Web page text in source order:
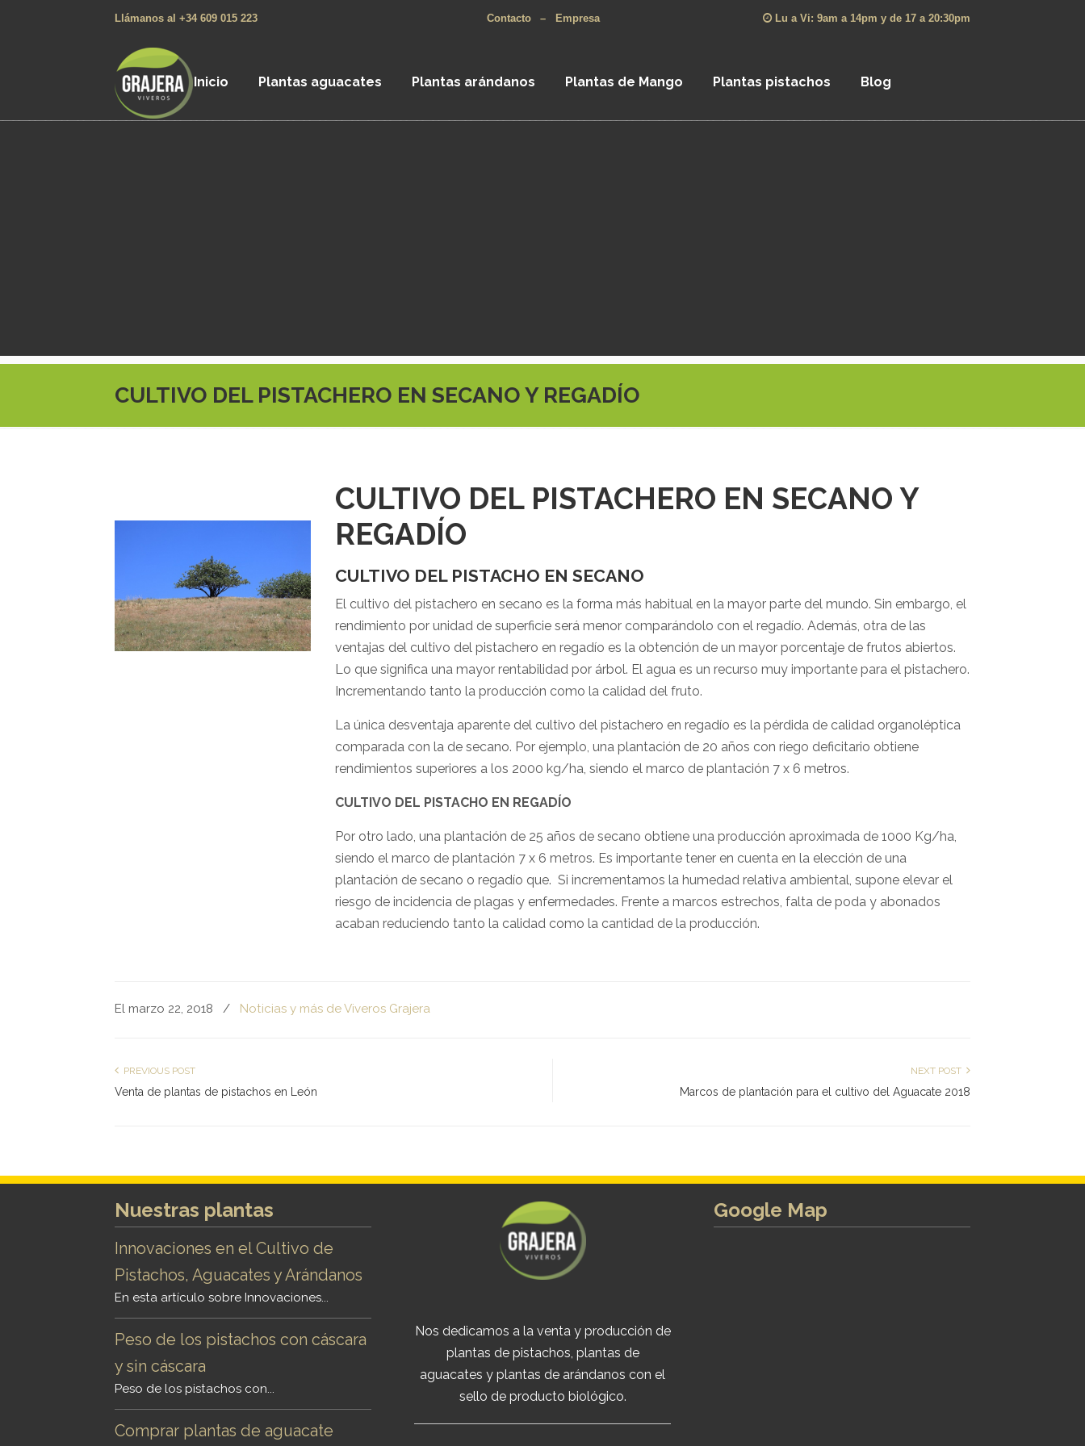
Llámanos al +34 609 015 223 Contacto – Empresa Lu a Vi: 9am a 14pm y de 17 a 20:30pm
Inicio Plantas aguacates Plantas arándanos Plantas de Mango Plantas pistachos Blog
CULTIVO DEL PISTACHERO EN SECANO Y REGADÍO
CULTIVO DEL PISTACHERO EN SECANO Y
REGADÍO
CULTIVO DEL PISTACHO EN SECANO
El cultivo del pistachero en secano es la forma más habitual en la mayor parte del mundo. Sin embargo, el
rendimiento por unidad de superficie será menor comparándolo con el regadío. Además, otra de las
ventajas del cultivo del pistachero en regadío es la obtención de un mayor porcentaje de frutos abiertos.
Lo que significa una mayor rentabilidad por árbol. El agua es un recurso muy importante para el pistachero.
Incrementando tanto la producción como la calidad del fruto.
La única desventaja aparente del cultivo del pistachero en regadío es la pérdida de calidad organoléptica
comparada con la de secano. Por ejemplo, una plantación de 20 años con riego deficitario obtiene
rendimientos superiores a los 2000 kg/ha, siendo el marco de plantación 7 x 6 metros.
CULTIVO DEL PISTACHO EN REGADÍO
Por otro lado, una plantación de 25 años de secano obtiene una producción aproximada de 1000 Kg/ha,
siendo el marco de plantación 7 x 6 metros. Es importante tener en cuenta en la elección de una
plantación de secano o regadío que. Si incrementamos la humedad relativa ambiental, supone elevar el
riesgo de incidencia de plagas y enfermedades. Frente a marcos estrechos, falta de poda y abonados
acaban reduciendo tanto la calidad como la cantidad de la producción.
El marzo 22, 2018 / Noticias y más de Viveros Grajera
PREVIOUS POST
Venta de plantas de pistachos en León
NEXT POST
Marcos de plantación para el cultivo del Aguacate 2018
Nuestras plantas
Innovaciones en el Cultivo de
Pistachos, Aguacates y Arándanos
En esta artículo sobre Innovaciones...
Peso de los pistachos con cáscara
y sin cáscara
Peso de los pistachos con...
Comprar plantas de aguacate
Nos dedicamos a la venta y producción de
plantas de pistachos, plantas de
aguacates y plantas de arándanos con el
sello de producto biológico.
Google Map